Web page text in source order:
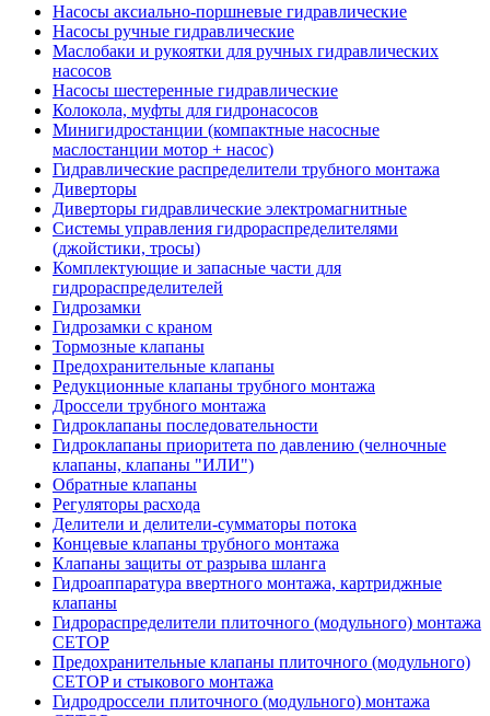
Насосы аксиально-поршневые гидравлические
Насосы ручные гидравлические
Маслобаки и рукоятки для ручных гидравлических
насосов
Насосы шестеренные гидравлические
Колокола, муфты для гидронасосов
Минигидростанции (компактные насосные
маслостанции мотор + насос)
Гидравлические распределители трубного монтажа
Диверторы
Диверторы гидравлические электромагнитные
Системы управления гидрораспределителями
(джойстики, тросы)
Комплектующие и запасные части для
гидрораспределителей
Гидрозамки
Гидрозамки с краном
Тормозные клапаны
Предохранительные клапаны
Редукционные клапаны трубного монтажа
Дроссели трубного монтажа
Гидроклапаны последовательности
Гидроклапаны приоритета по давлению (челночные
клапаны, клапаны "ИЛИ")
Обратные клапаны
Регуляторы расхода
Делители и делители-сумматоры потока
Концевые клапаны трубного монтажа
Клапаны защиты от разрыва шланга
Гидроаппаратура ввертного монтажа, картриджные
клапаны
Гидрораспределители плиточного (модульного) монтажa
CETOP
Предохранительные клапаны плиточного (модульного)
CETOP и стыкового монтажа
Гидродроссели плиточного (модульного) монтажа